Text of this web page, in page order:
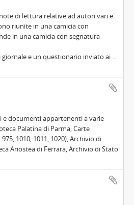
di lettura relative ad autori vari e
riunite in una camicia con
in una camicia con segnatura
e un questionario inviato ai ...
documenti appartenenti a varie
Palatina di Parma, Carte
1010, 1011, 1020), Archivio di
Ariostea di Ferrara, Archivio di Stato